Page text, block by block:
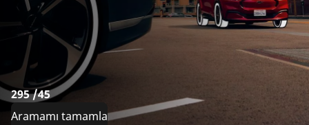
295 /45
Aramamı tamamla